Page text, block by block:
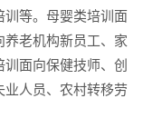
训等。母婴类培训面
老机构新员工、家
面向保健技师、创
人员、农村转移劳